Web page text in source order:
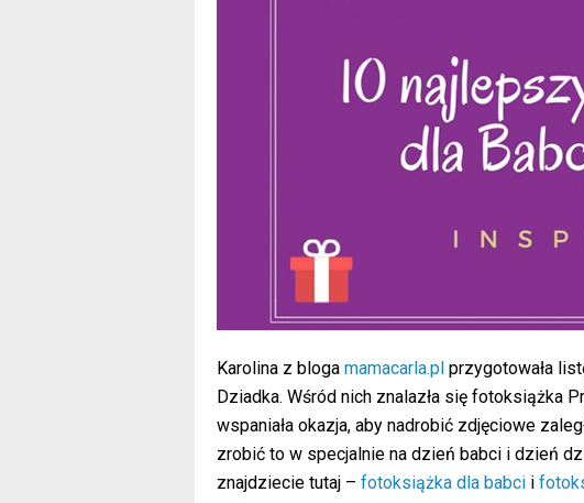
Karolina z bloga mamacarla.pl przygotowała
Dziadka. Wśród nich znalazła się fotoksiążka
wspaniała okazja, aby nadrobić zdjęciowe
zrobić to w specjalnie na dzień babci i dzień
znajdziecie tutaj – fotoksiążka dla babci i